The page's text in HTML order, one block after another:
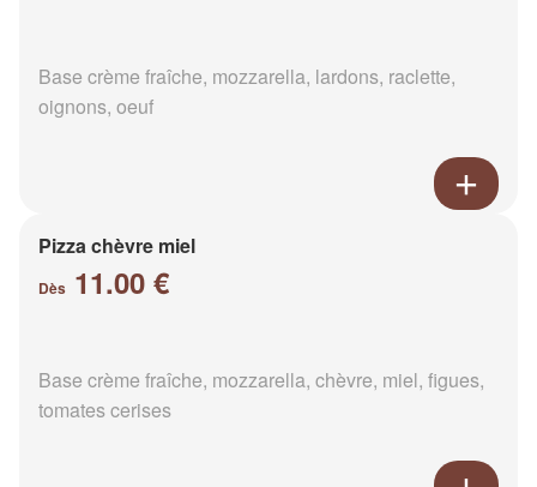
Base crème fraîche, mozzarella, lardons, raclette,
oignons, oeuf
Pizza chèvre miel
Dès 11.00 €
Base crème fraîche, mozzarella, chèvre, miel, figues,
tomates cerises